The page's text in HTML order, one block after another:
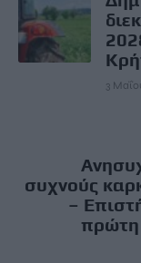
3
συχνούς
–
πρώτη